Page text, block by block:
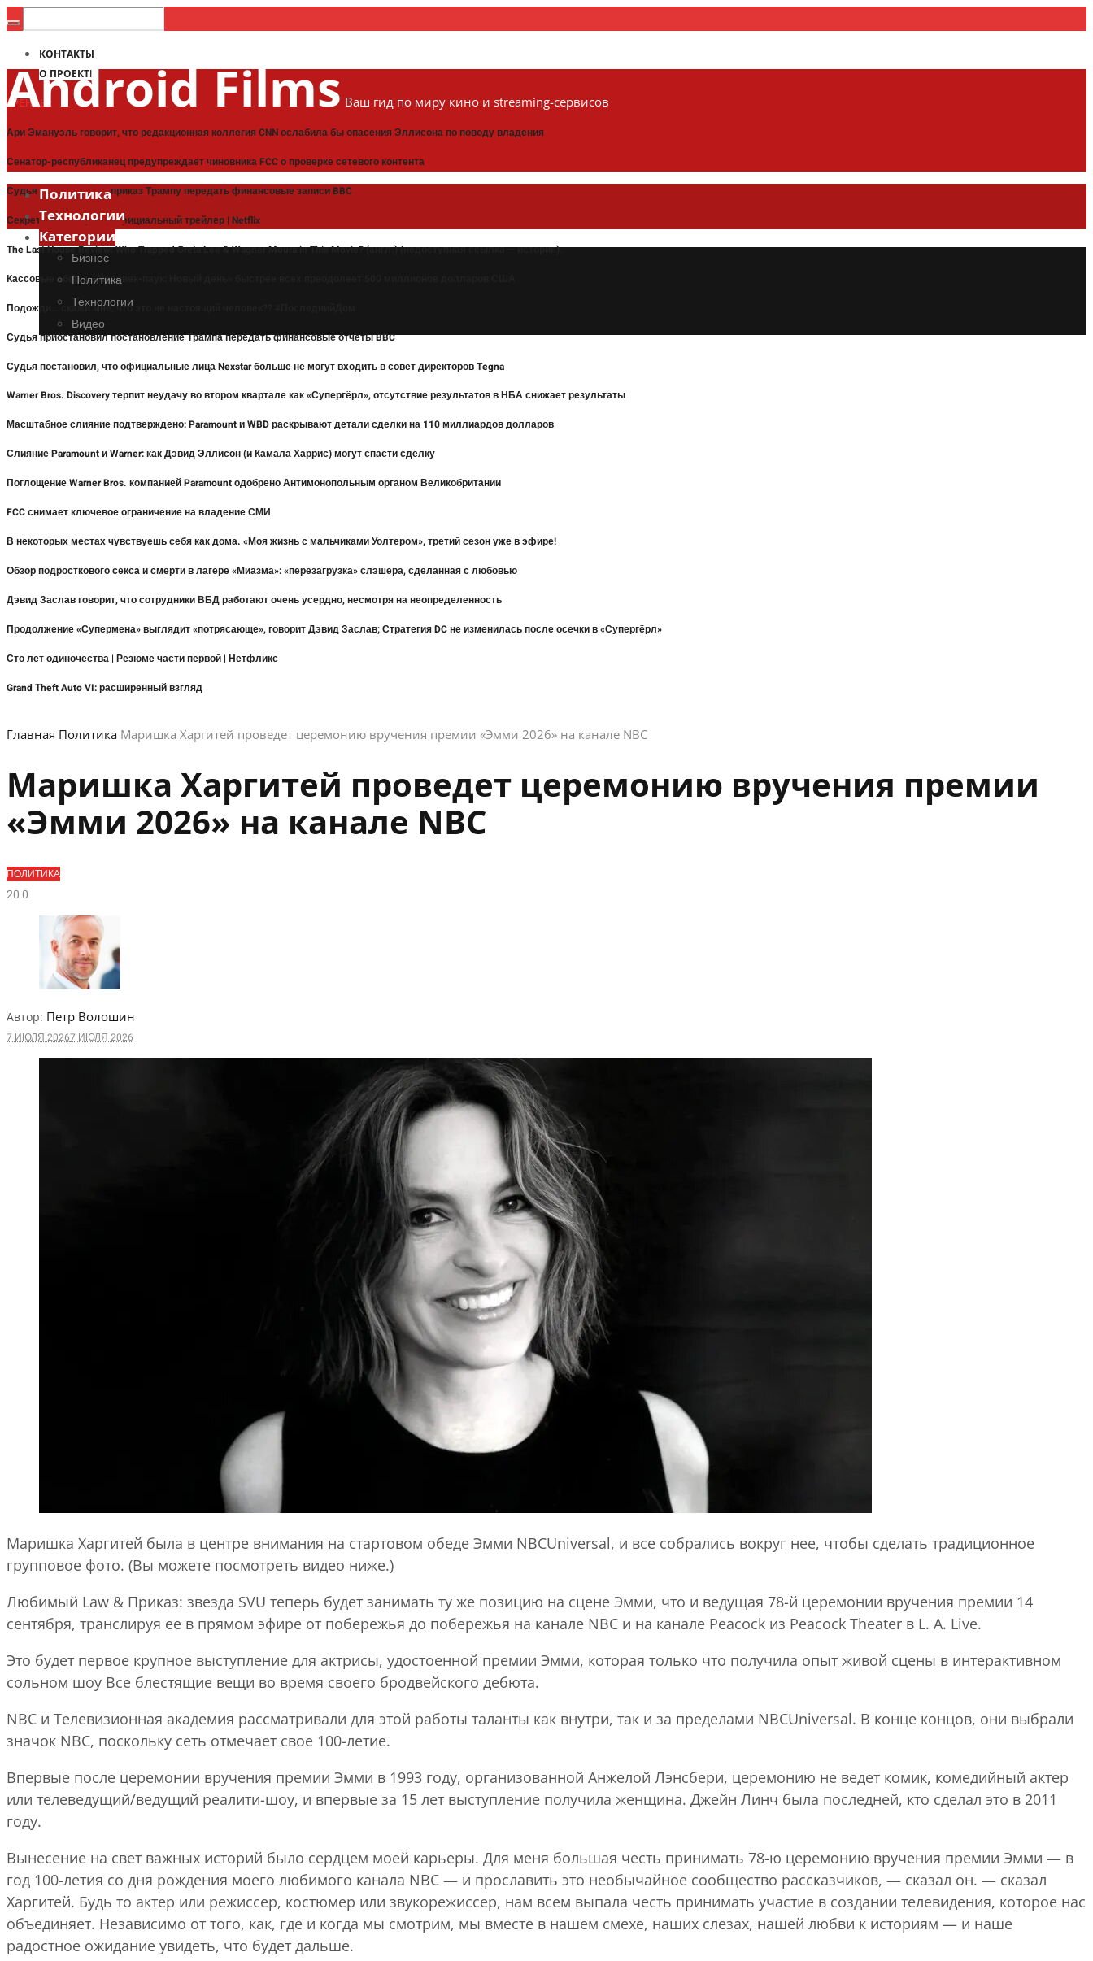
КОНТАКТЫ
О ПРОЕКТЕ
ТРЕНДЫ:
Ари Эмануэль говорит, что редакционная коллегия CNN ослабила бы опасения Эллисона по поводу владения
Сенатор-республиканец предупреждает чиновника FCC о проверке сетевого контента
Судья приостановил приказ Трампу передать финансовые записи BBC
Секретная женщина | Официальный трейлер | Netflix
The Last House Review: Who Trapped Greta Lee & Wagner Moura in This Movie? (англ.) (недоступная ссылка — история).
Кассовые сборы: «Человек-паук: Новый день» быстрее всех преодолеет 500 миллионов долларов США
Подожди… скажи мне, что это не настоящий человек?? #ПоследнийДом
Судья приостановил постановление Трампа передать финансовые отчеты BBC
Судья постановил, что официальные лица Nexstar больше не могут входить в совет директоров Tegna
Warner Bros. Discovery терпит неудачу во втором квартале как «Супергёрл», отсутствие результатов в НБА снижает результаты
Масштабное слияние подтверждено: Paramount и WBD раскрывают детали сделки на 110 миллиардов долларов
Слияние Paramount и Warner: как Дэвид Эллисон (и Камала Харрис) могут спасти сделку
Поглощение Warner Bros. компанией Paramount одобрено Антимонопольным органом Великобритании
FCC снимает ключевое ограничение на владение СМИ
В некоторых местах чувствуешь себя как дома. «Моя жизнь с мальчиками Уолтером», третий сезон уже в эфире!
Обзор подросткового секса и смерти в лагере «Миазма»: «перезагрузка» слэшера, сделанная с любовью
Дэвид Заслав говорит, что сотрудники ВБД работают очень усердно, несмотря на неопределенность
Продолжение «Супермена» выглядит «потрясающе», говорит Дэвид Заслав; Стратегия DC не изменилась после осечки в «Супергёрл»
Сто лет одиночества | Резюме части первой | Нетфликс
Grand Theft Auto VI: расширенный взгляд
Android Films Ваш гид по миру кино и streaming-сервисов
Политика
Технологии
Категории
Бизнес
Политика
Технологии
Видео
Главная Политика Маришка Харгитей проведет церемонию вручения премии «Эмми 2026» на канале NBC
Маришка Харгитей проведет церемонию вручения премии
«Эмми 2026» на канале NBC
ПОЛИТИКА
200
Автор: Петр Волошин
7 ИЮЛЯ 20267 ИЮЛЯ 2026
Маришка Харгитей была в центре внимания на стартовом обеде Эмми NBCUniversal, и все собрались вокруг нее, чтобы сделать традиционное
групповое фото. (Вы можете посмотреть видео ниже.)
Любимый Law & Приказ: звезда SVU теперь будет занимать ту же позицию на сцене Эмми, что и ведущая 78-й церемонии вручения премии 14
сентября, транслируя ее в прямом эфире от побережья до побережья на канале NBC и на канале Peacock из Peacock Theater в L. A. Live.
Это будет первое крупное выступление для актрисы, удостоенной премии Эмми, которая только что получила опыт живой сцены в интерактивном
сольном шоу Все блестящие вещи во время своего бродвейского дебюта.
NBC и Телевизионная академия рассматривали для этой работы таланты как внутри, так и за пределами NBCUniversal. В конце концов, они выбрали
значок NBC, поскольку сеть отмечает свое 100-летие.
Впервые после церемонии вручения премии Эмми в 1993 году, организованной Анжелой Лэнсбери, церемонию не ведет комик, комедийный актер
или телеведущий/ведущий реалити-шоу, и впервые за 15 лет выступление получила женщина. Джейн Линч была последней, кто сделал это в 2011
году.
Вынесение на свет важных историй было сердцем моей карьеры. Для меня большая честь принимать 78-ю церемонию вручения премии Эмми — в
год 100-летия со дня рождения моего любимого канала NBC — и прославить это необычайное сообщество рассказчиков, — сказал он. — сказал
Харгитей. Будь то актер или режиссер, костюмер или звукорежиссер, нам всем выпала честь принимать участие в создании телевидения, которое нас
объединяет. Независимо от того, как, где и когда мы смотрим, мы вместе в нашем смехе, наших слезах, нашей любви к историям — и наше
радостное ожидание увидеть, что будет дальше.